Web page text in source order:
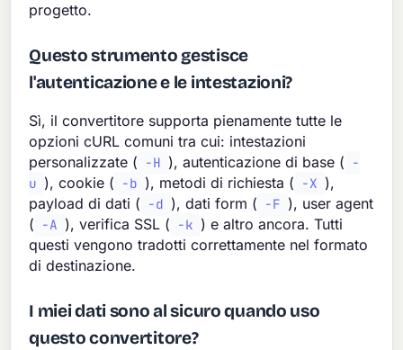
progetto.
Questo strumento gestisce
l'autenticazione e le intestazioni?
Sì, il convertitore supporta pienamente tutte le
opzioni cURL comuni tra cui: intestazioni
personalizzate ( -H ), autenticazione di base ( -
u ), cookie ( -b ), metodi di richiesta ( -X ),
payload di dati ( -d ), dati form ( -F ), user agent
( -A ), verifica SSL ( -k ) e altro ancora. Tutti
questi vengono tradotti correttamente nel formato
di destinazione.
I miei dati sono al sicuro quando uso
questo convertitore?